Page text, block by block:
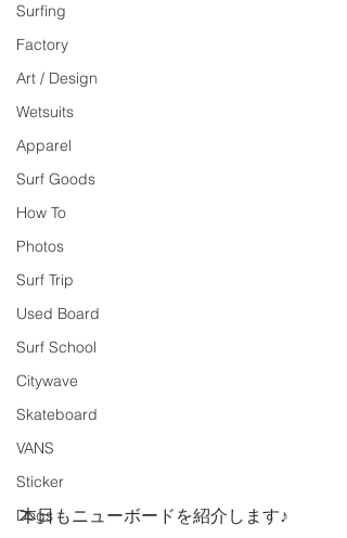
Surfing
Factory
Art / Design
Wetsuits
Apparel
Surf Goods
How To
Photos
Surf Trip
Used Board
Surf School
Citywave
Skateboard
VANS
Sticker
Dogs
本日もニューボードを紹介します♪